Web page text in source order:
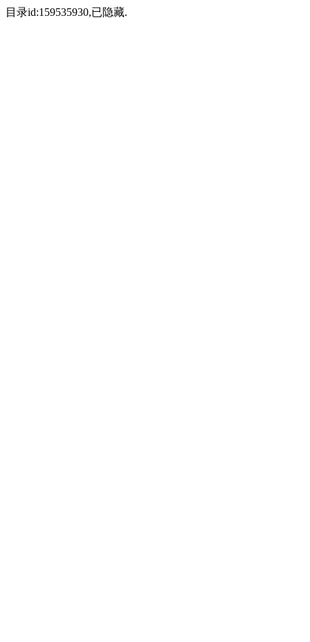
目录id:159535930,已隐藏.